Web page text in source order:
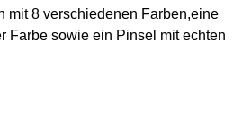
mit 8 verschiedenen Farben,eine
Farbe sowie ein Pinsel mit echten